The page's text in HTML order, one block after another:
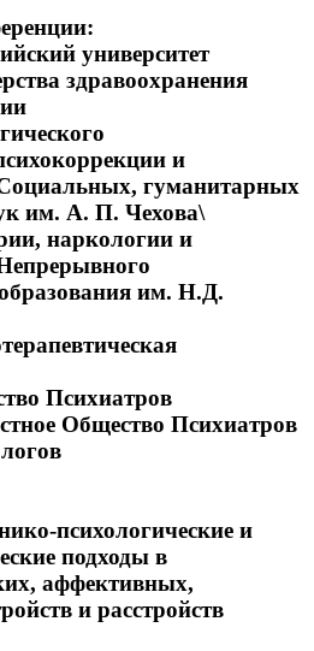
университет
здравоохранения
и
гуманитарных
им. А. П. Чехова\
наркологии и
им. Н.Д.
Психиатров
Общество Психиатров
психологические и
подходы в
аффективных,
и расстройств